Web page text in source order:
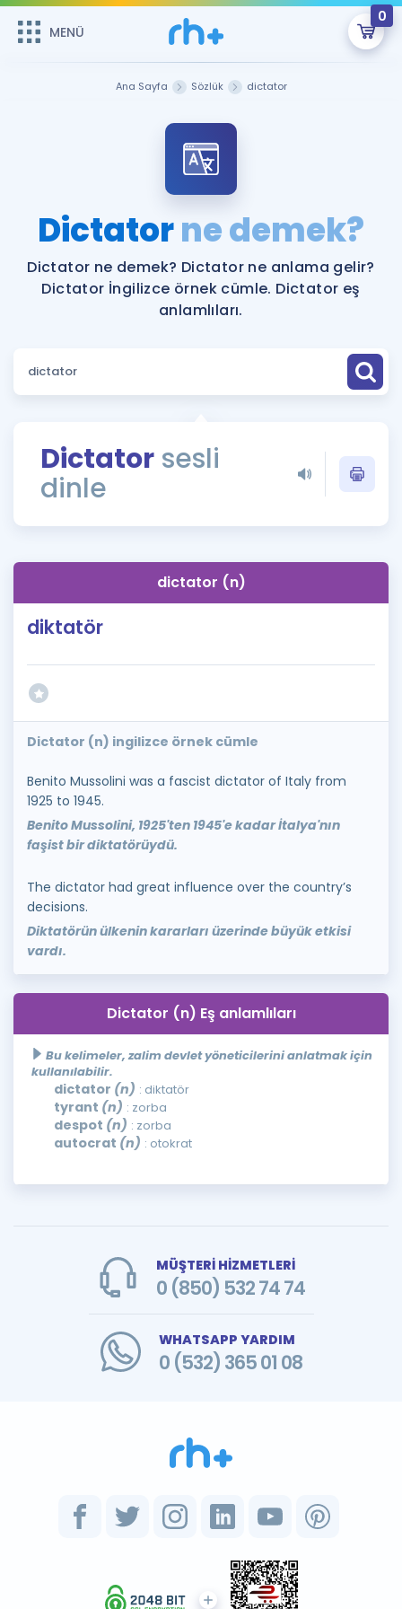
MENÜ
0
ÜYE DEĞİLİM
Sepetin Şu An Boş.
Remzi Hoca ile seni sınava hazırlayacak onlarca eğitim seni
bekliyor!
MENÜ
Faydalı Araçlar
Sözlük
Rehberlik Aracı
ÖSYM Sınav Takvimi
İngilizce Gramer
Hakkımızda
Ana Sayfa Sözlük dictator
Dictatorne demek?
Dictator ne demek? Dictator ne anlama gelir?
Dictator İngilizce örnek cümle. Dictator eş
anlamlıları.
Dictator sesli
dinle
dictator (n)
diktatör
Dictator (n) ingilizce örnek cümle
Benito Mussolini was a fascist dictator of Italy from
1925 to 1945.
Benito Mussolini, 1925'ten 1945'e kadar İtalya'nın
faşist bir diktatörüydü.
The dictator had great influence over the country’s
decisions.
Diktatörün ülkenin kararları üzerinde büyük etkisi
vardı.
Dictator (n) Eş anlamlıları
Bu kelimeler, zalim devlet yöneticilerini anlatmak için
kullanılabilir.
dictator (n) : diktatör
tyrant (n) : zorba
despot (n) : zorba
autocrat (n) : otokrat
MÜŞTERİ HİZMETLERİ
0 (850) 532 74 74
WHATSAPP YARDIM
0 (532) 365 01 08